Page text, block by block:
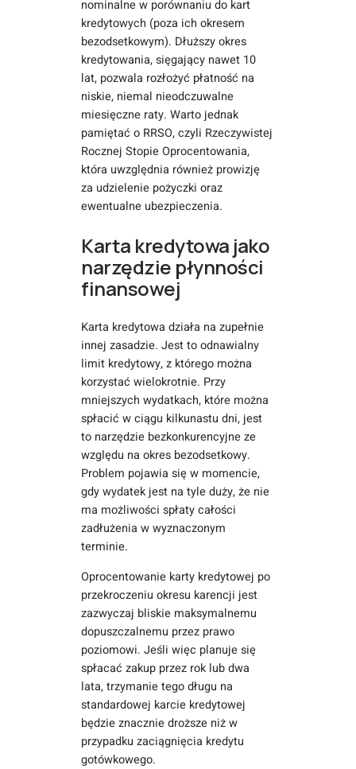
nominalne w porównaniu do kart
kredytowych (poza ich okresem
bezodsetkowym). Dłuższy okres
kredytowania, sięgający nawet 10
lat, pozwala rozłożyć płatność na
niskie, niemal nieodczuwalne
miesięczne raty. Warto jednak
pamiętać o RRSO, czyli Rzeczywistej
Rocznej Stopie Oprocentowania,
która uwzględnia również prowizję
za udzielenie pożyczki oraz
ewentualne ubezpieczenia.
Karta kredytowa jako
narzędzie płynności
finansowej
Karta kredytowa działa na zupełnie
innej zasadzie. Jest to odnawialny
limit kredytowy, z którego można
korzystać wielokrotnie. Przy
mniejszych wydatkach, które można
spłacić w ciągu kilkunastu dni, jest
to narzędzie bezkonkurencyjne ze
względu na okres bezodsetkowy.
Problem pojawia się w momencie,
gdy wydatek jest na tyle duży, że nie
ma możliwości spłaty całości
zadłużenia w wyznaczonym
terminie.
Oprocentowanie karty kredytowej po
przekroczeniu okresu karencji jest
zazwyczaj bliskie maksymalnemu
dopuszczalnemu przez prawo
poziomowi. Jeśli więc planuje się
spłacać zakup przez rok lub dwa
lata, trzymanie tego długu na
standardowej karcie kredytowej
będzie znacznie droższe niż w
przypadku zaciągnięcia kredytu
gotówkowego.